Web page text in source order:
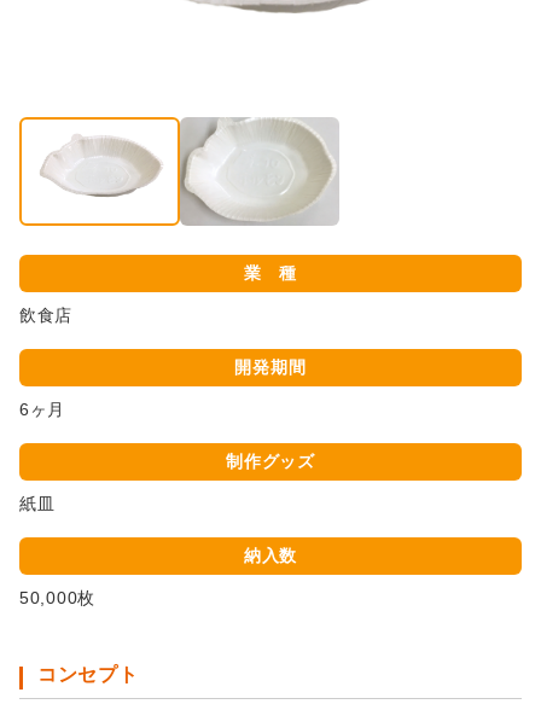
業 種
飲食店
開発期間
6ヶ月
制作グッズ
紙皿
納入数
50,000枚
コンセプト